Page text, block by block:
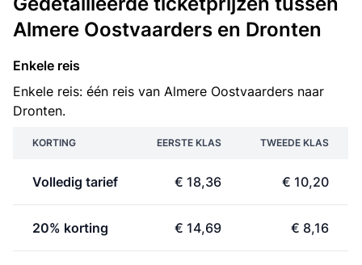
Almere Oostvaarders en Dronten
Enkele reis
Enkele reis: één reis van Almere Oostvaarders naar
Dronten.
KORTING EERSTE KLAS TWEEDE KLAS
Volledig tarief € 18,36 € 10,20
20% korting € 14,69 € 8,16